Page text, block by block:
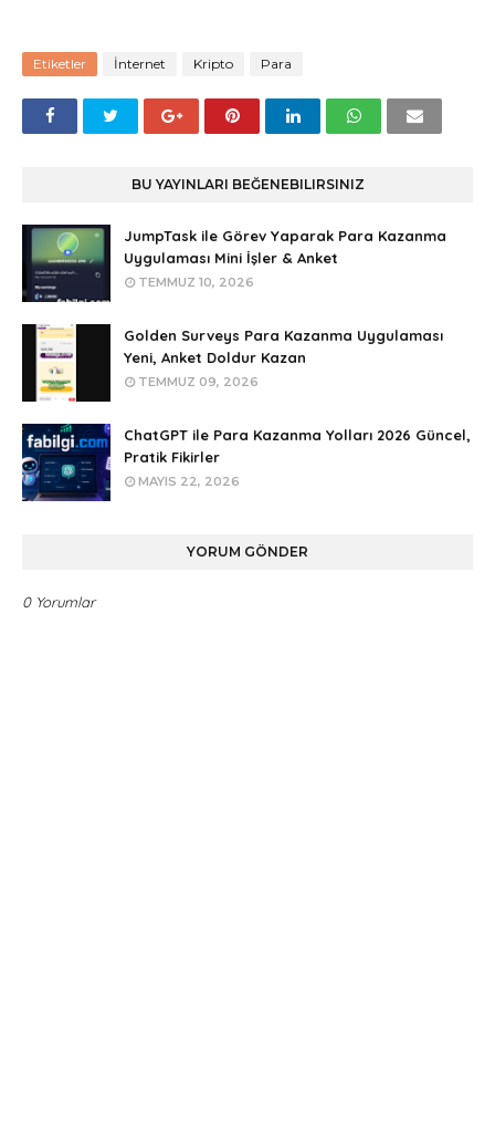
Etiketler İnternet Kripto Para
BU YAYINLARI BEĞENEBILIRSINIZ
JumpTask ile Görev Yaparak Para Kazanma
Uygulaması Mini İşler & Anket
TEMMUZ 10, 2026
Golden Surveys Para Kazanma Uygulaması
Yeni, Anket Doldur Kazan
TEMMUZ 09, 2026
ChatGPT ile Para Kazanma Yolları 2026 Güncel,
Pratik Fikirler
MAYIS 22, 2026
YORUM GÖNDER
0 Yorumlar